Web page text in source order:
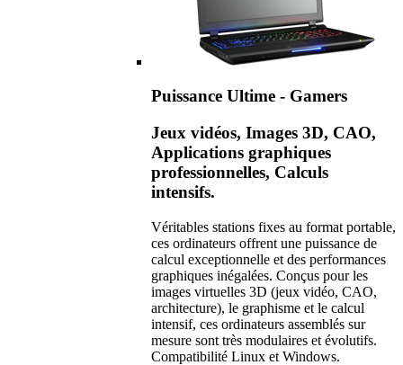
Puissance Ultime - Gamers
Jeux vidéos, Images 3D, CAO,
Applications graphiques
professionnelles, Calculs
intensifs.
Véritables stations fixes au format portable,
ces ordinateurs offrent une puissance de
calcul exceptionnelle et des performances
graphiques inégalées. Conçus pour les
images virtuelles 3D (jeux vidéo, CAO,
architecture), le graphisme et le calcul
intensif, ces ordinateurs assemblés sur
mesure sont très modulaires et évolutifs.
Compatibilité Linux et Windows.